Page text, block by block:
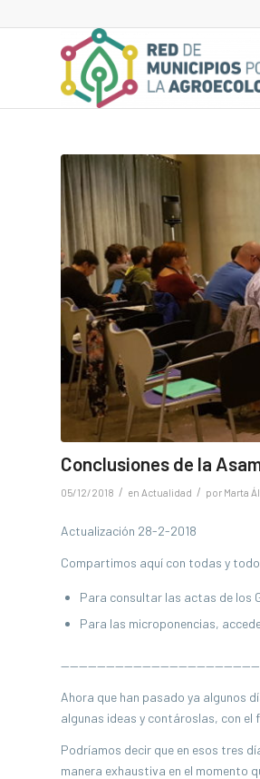
Conclusiones de la
05/12/2018 / en Actualidad / por Marta
Actualización 28-2-2018
Compartimos aquí con todas y
Para consultar las actas de los
Para las microponencias,
Ahora que han pasado ya algunos
algunas ideas y contároslas, con
Podríamos decir que en esos tres
manera exhaustiva en el momento